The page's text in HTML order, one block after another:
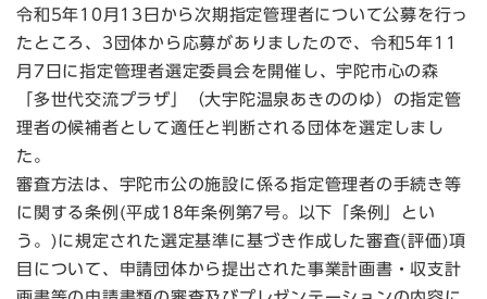
令和5年10月13日から次期指定管理者について公募を行っ
たところ、3団体から応募がありましたので、令和5年11
月7日に指定管理者選定委員会を開催し、宇陀市心の森
「多世代交流プラザ」（大宇陀温泉あきののゆ）の指定管
理者の候補者として適任と判断される団体を選定しまし
た。
審査方法は、宇陀市公の施設に係る指定管理者の手続き等
に関する条例(平成18年条例第7号。以下「条例」とい
う。)に規定された選定基準に基づき作成した審査(評価)項
目について、申請団体から提出された事業計画書・収支計